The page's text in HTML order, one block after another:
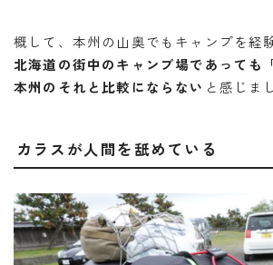
概して、本州の山奥でもキャンプを経
北海道の街中のキャンプ場であっても
本州のそれと比較にならない と感じま
カラスが人間を舐めている